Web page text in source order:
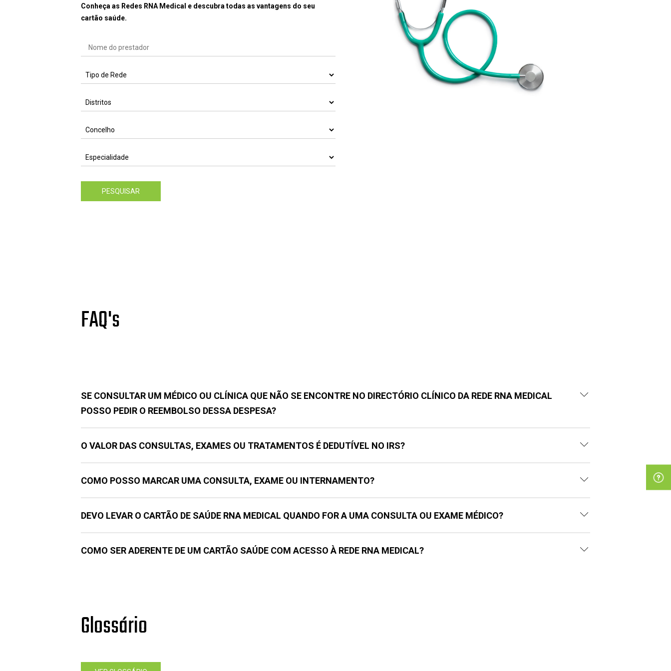
Conheça as Redes RNA Medical e descubra todas as vantagens do seu
cartão saúde.
PESQUISAR
FAQ's
SE CONSULTAR UM MÉDICO OU CLÍNICA QUE NÃO SE ENCONTRE NO DIRECTÓRIO CLÍNICO DA REDE RNA MEDICAL
POSSO PEDIR O REEMBOLSO DESSA DESPESA?
O VALOR DAS CONSULTAS, EXAMES OU TRATAMENTOS É DEDUTÍVEL NO IRS?
COMO POSSO MARCAR UMA CONSULTA, EXAME OU INTERNAMENTO?
DEVO LEVAR O CARTÃO DE SAÚDE RNA MEDICAL QUANDO FOR A UMA CONSULTA OU EXAME MÉDICO?
COMO SER ADERENTE DE UM CARTÃO SAÚDE COM ACESSO À REDE RNA MEDICAL?
Glossário